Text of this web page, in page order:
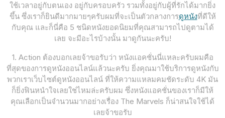
ใช้เวลาอยู่กับตนเอง อยู่กับครอบครัว รวมทั้งอยู่กับผู้ที่รักได้มากยิ่ง
ขึ้น ซึ่งเราก็ยินดีมากมายๆครับผมที่จะเป็นตัวกลางการดูหนังที่ดีให้
กับคุณ และก็นี่คือ 5 ชนิดหนังยอดนิยมที่คุณสามารถไปดูตามได้
เลย จะมีอะไรบ้างนั้น มาดูกันนะครับ!
1. Action ต้องบอกเลยจ้าขอรับว่า หนังแอคชั่นนี่แหละครับผมคือ
ที่สุดของการดูหนังออนไลน์แล้วนะครับ ยิ่งคุณมาใช้บริการดูหนังกับ
พวกเราเว็บไซต์ดูหนังออนไลน์ ที่ให้ความแหลมคมชัดระดับ 4K มัน
ก็ยิ่งฟินหนำใจเลยใช่ไหมล่ะครับผม ซึ่งหนังแอคชั่นของเราก็มีให้
คุณเลือกเป็นจำนวนมากอย่างเรื่อง The Marvels ก็น่าสนใจใช้ได้
เลยจ้าขอรับ